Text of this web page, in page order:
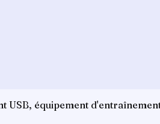
équipement